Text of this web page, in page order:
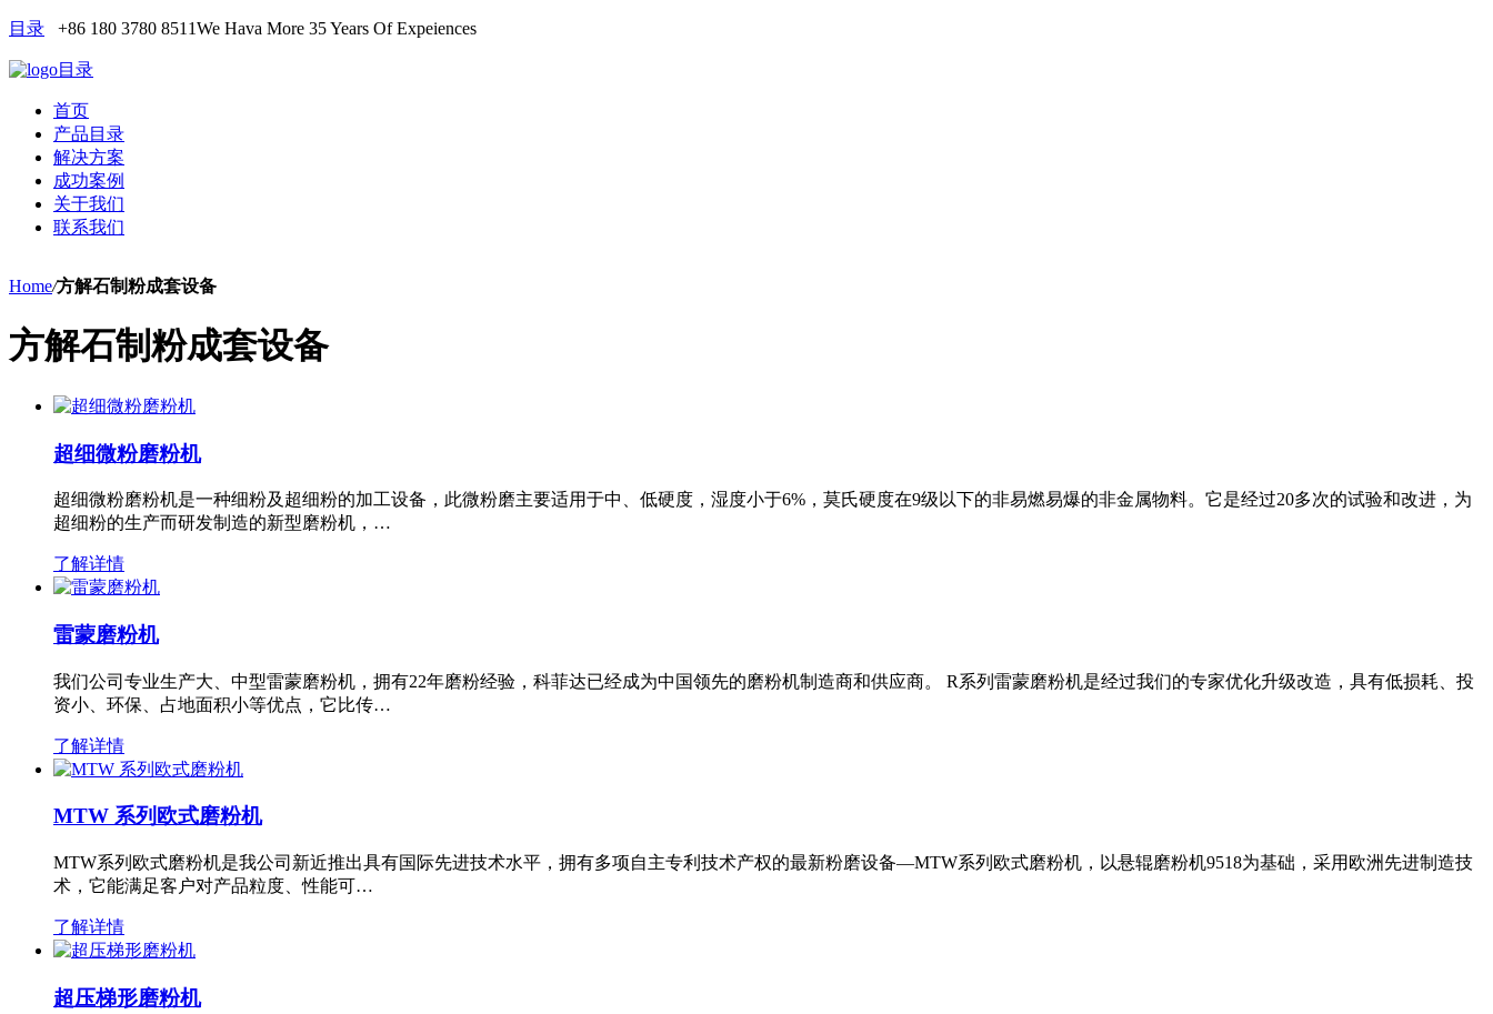
目录 +86 180 3780 8511We Hava More 35 Years Of Expeiences
目录
首页
产品目录
解决方案
成功案例
关于我们
联系我们
Home/方解石制粉成套设备
方解石制粉成套设备
超细微粉磨粉机
超细微粉磨粉机是一种细粉及超细粉的加工设备，此微粉磨主要适用于中、低硬度，湿度小于6%，莫氏硬度在9级以下的非易燃易爆的非金属物料。它是经过20多次的试验和改进，为
超细粉的生产而研发制造的新型磨粉机，…
了解详情
雷蒙磨粉机
我们公司专业生产大、中型雷蒙磨粉机，拥有22年磨粉经验，科菲达已经成为中国领先的磨粉机制造商和供应商。 R系列雷蒙磨粉机是经过我们的专家优化升级改造，具有低损耗、投
资小、环保、占地面积小等优点，它比传…
了解详情
MTW 系列欧式磨粉机
MTW系列欧式磨粉机是我公司新近推出具有国际先进技术水平，拥有多项自主专利技术产权的最新粉磨设备—MTW系列欧式磨粉机，以悬辊磨粉机9518为基础，采用欧洲先进制造技
术，它能满足客户对产品粒度、性能可…
了解详情
超压梯形磨粉机